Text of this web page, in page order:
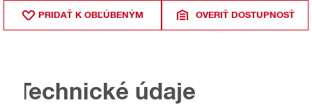
PRIDAŤ K OBĽÚBENÝM OVERIŤ DOSTUPNOSŤ
Technické údaje